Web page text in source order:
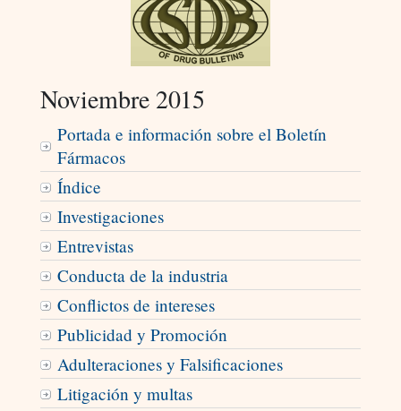
Noviembre 2015
Portada e información sobre el Boletín
Fármacos
Índice
Investigaciones
Entrevistas
Conducta de la industria
Conflictos de intereses
Publicidad y Promoción
Adulteraciones y Falsificaciones
Litigación y multas